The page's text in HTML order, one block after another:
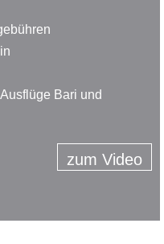
Bari und
zum Video